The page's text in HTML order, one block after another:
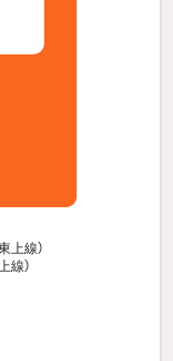
上線）
線）